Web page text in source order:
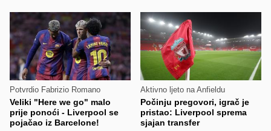
Potvrdio Fabrizio Romano
Veliki "Here we go" malo
prije ponoći - Liverpool se
pojačao iz Barcelone!
Aktivno ljeto na Anfieldu
Počinju pregovori, igrač je
pristao: Liverpool sprema
sjajan transfer